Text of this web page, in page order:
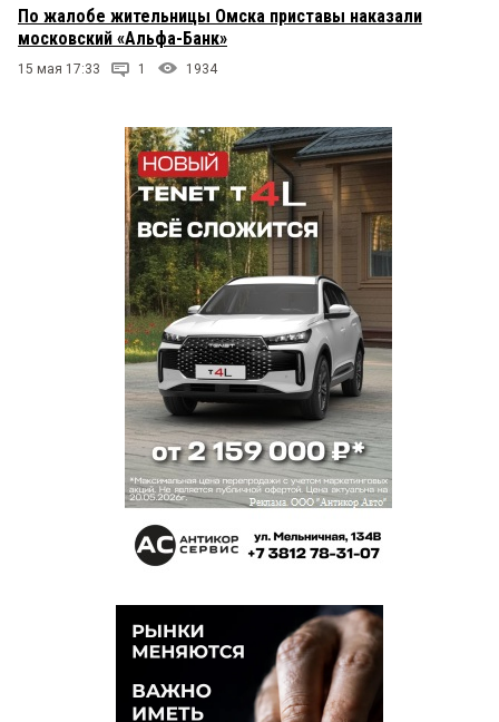
По жалобе жительницы Омска приставы наказали
московский «Альфа-Банк»
15 мая 17:33 1 1934